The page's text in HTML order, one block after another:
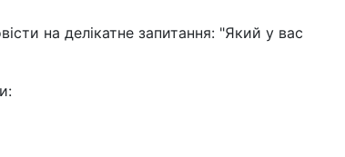
на делікатне запитання: "Який у вас